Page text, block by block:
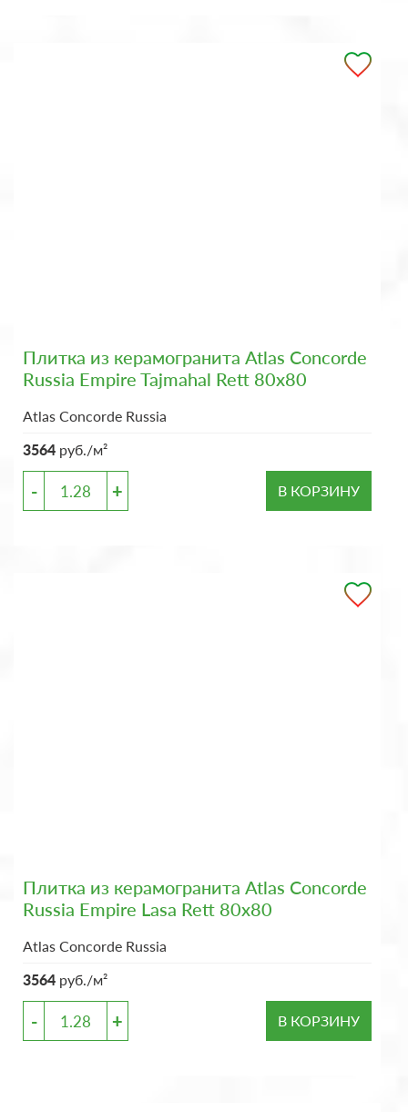
Плитка из керамогранита Atlas Concorde
Russia Empire Tajmahal Rett 80x80
Atlas Concorde Russia
3564 руб./м²
- + В КОРЗИНУ
Плитка из керамогранита Atlas Concorde
Russia Empire Lasa Rett 80x80
Atlas Concorde Russia
3564 руб./м²
- + В КОРЗИНУ